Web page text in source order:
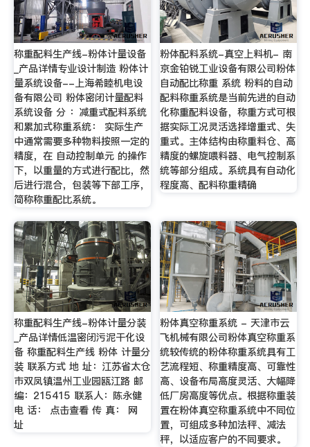
称重配料生产线-粉体计量设备
_产品详情专业设计制造 粉体计
量系统设备--上海希睦机电设
备有限公司 粉体密闭计量配料
系统设备 分 ：减重式配料系统
和累加式称重系统： 实际生产
中通常需要多种物料按照一定的
精度，在 自动控制单元 的操作
下，以重量的方式进行配比，然
后进行混合，包装等下部工序，
简称称重配比系统。
粉体配料系统-真空上料机- 南
京金铂锐工业设备有限公司粉体
自动配比称重 系统 粉料的自动
配料称重系统是当前先进的自动
化称重配料设备，称重方式可根
据实际工况灵活选择增重式、失
重式。主体结构由称重料仓、高
精度的螺旋喂料器、电气控制系
统等部分组成。系统具有自动化
程度高、配料称重精确
称重配料生产线-粉体计量分装
_产品详情低温密闭污泥干化设
备 称重配料生产线 粉体 计量分
装 联系方式 地 址：江苏省太仓
市双凤镇温州工业园瓯江路 邮
编：215415 联系人：陈永健
电 话： 点击查看 传 真： 网
址
粉体真空称重系统 - 天津市云
飞机械有限公司粉体真空称重系
统较传统的粉体称重系统具有工
艺流程短、称重精度高、可靠性
高、设备布局高度灵活、大幅降
低厂房高度等优点。根据称重装
置在粉体真空称重系统中不同位
置，可组成多种加法秤、减法
秤，以适应客户的不同要求。